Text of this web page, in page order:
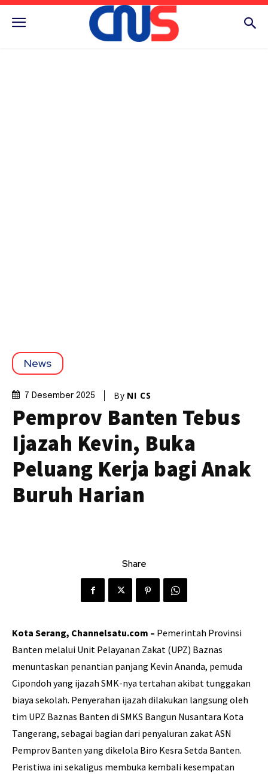
News
7 Desember 2025 By NI CS
Pemprov Banten Tebus
Ijazah Kevin, Buka
Peluang Kerja bagi Anak
Buruh Harian
Share
Kota Serang, Channelsatu.com – Pemerintah Provinsi
Banten melalui Unit Pelayanan Zakat (UPZ) Baznas
menuntaskan penantian panjang Kevin Ananda, pemuda
Cipondoh yang ijazah SMK-nya tertahan akibat tunggakan
biaya sekolah. Penyerahan ijazah dilakukan langsung oleh
tim UPZ Baznas Banten di SMKS Bangun Nusantara Kota
Tangerang, sebagai bagian dari penyaluran zakat ASN
Pemprov Banten yang dikelola Biro Kesra Setda Banten.
Peristiwa ini sekaligus membuka kembali kesempatan